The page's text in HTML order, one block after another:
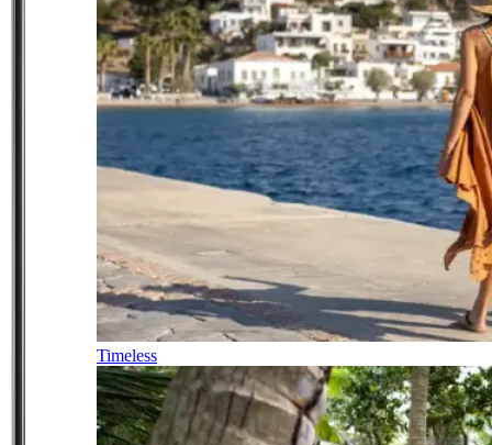
Timeless